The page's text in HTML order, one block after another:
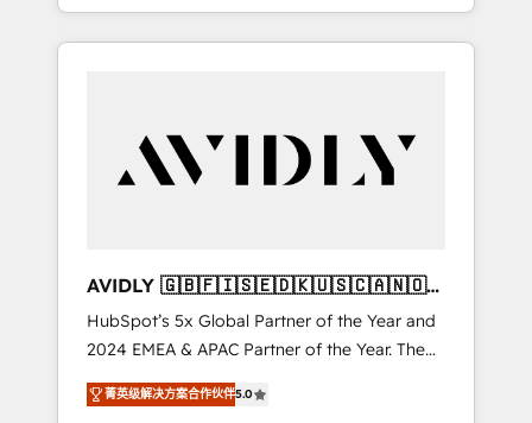
specialize in both strategic RevOps planning
and hands-on technical execution - building
Services - Managed IT (MSP) - Franchises -
Professional Services - And more! How we
Custom integrations and workflow
automation ✔️ User adoption programs,
training, and enablement Through project-
based engagements and ongoing RevOps
partnerships, we guide organizations through
AVIDLY 🇬🇧🇫🇮🇸🇪🇩🇰🇺🇸🇨🇦🇳🇴
🇩🇪🇦🇺🇳🇿
HubSpot’s 5x Global Partner of the Year and
2024 EMEA & APAC Partner of the Year. The
world’s most experienced and fully
accredited HubSpot Solutions Partner. 🚀
菁英级解决方案合作伙伴5.0